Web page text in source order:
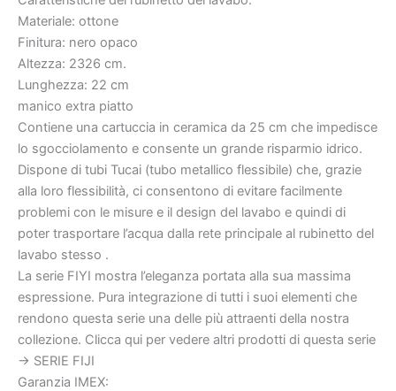
€893
Materiale: ottone
Finitura: nero opaco
Altezza: 2326 cm.
Lunghezza: 22 cm
manico extra piatto
Contiene una cartuccia in ceramica da 25 cm che impedisce
lo sgocciolamento e consente un grande risparmio idrico.
Dispone di tubi Tucai (tubo metallico flessibile) che, grazie
alla loro flessibilità, ci consentono di evitare facilmente
problemi con le misure e il design del lavabo e quindi di
poter trasportare l’acqua dalla rete principale al rubinetto del
lavabo stesso .
La serie FIYI mostra l’eleganza portata alla sua massima
espressione. Pura integrazione di tutti i suoi elementi che
rendono questa serie una delle più attraenti della nostra
collezione. Clicca qui per vedere altri prodotti di questa serie
-> SERIE FIJI
Garanzia IMEX:
VAROBATH
]
quantità